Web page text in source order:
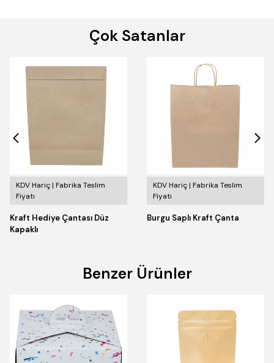
Çok Satanlar
KDV Hariç | Fabrika Teslim
Fiyatı
Kraft Hediye Çantası Düz
Kapaklı
KDV Hariç | Fabrika Teslim
Fiyatı
Burgu Saplı Kraft Çanta
Benzer Ürünler